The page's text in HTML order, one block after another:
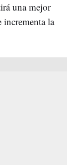
una mejor
incrementa la